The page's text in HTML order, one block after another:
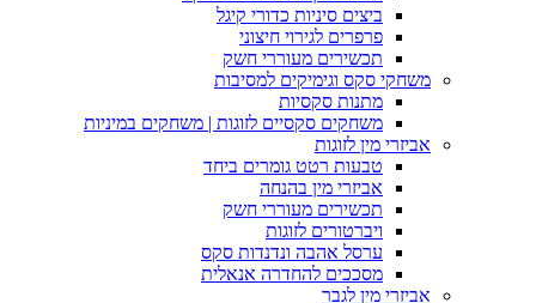
ביצים סיניות כדורי קיגל
פרפרים לגירוי חיצוני
תכשירים מעוררי חשק
משחקי סקס וגימיקים למסיבות
מתנות סקסיות
משחקים סקסיים לזוגות | משחקים במיניות
אביזרי מין לזוגות
טבעות רטט גומרים ביחד
אביזרי מין בהנחה
תכשירים מעוררי חשק
ויברטורים לזוגות
ערסל אהבה ונדנדות סקס
מסככים להחדרה אנאלית
אביזרי מין לגבר